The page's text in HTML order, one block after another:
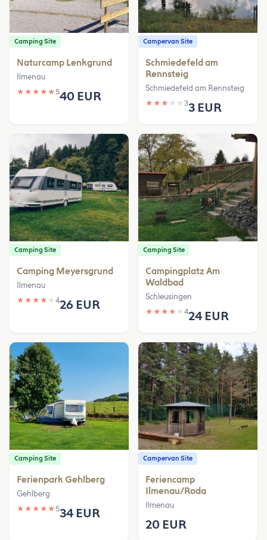
Camping Site
Naturcamp Lenkgrund
Ilmenau
★ ★ ★ ★ ★540 EUR
Campervan Site
Schmiedefeld am
Rennsteig
Schmiedefeld am Rennsteig
★ ★ ★ ★ ★ 33 EUR
Camping Site
Camping Meyersgrund
Ilmenau
★ ★ ★ ★ ★ 426 EUR
Camping Site
Campingplatz Am
Waldbad
Schleusingen
★ ★ ★ ★ ★ 424 EUR
Camping Site
Ferienpark Gehlberg
Gehlberg
★ ★ ★ ★ ★534 EUR
Campervan Site
Feriencamp
Ilmenau/Roda
Ilmenau
20 EUR